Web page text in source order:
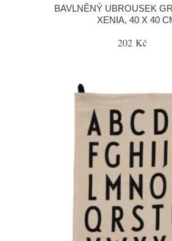
BAVLNĚNÝ UBROUSEK
XENIA, 40 X 40
202 Kč